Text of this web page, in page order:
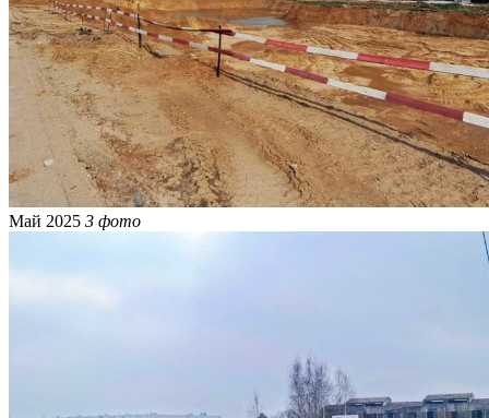
Май 2025 3 фото